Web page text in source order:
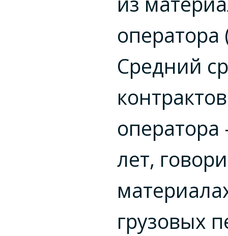
оператора
Средний
контрактов
лет,
грузовых